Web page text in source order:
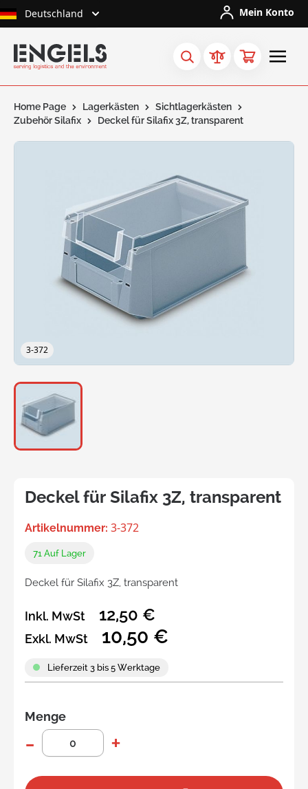
Skip to Content
Deutschland Mein Konto
Home Page Lagerkästen
Sichtlagerkästen
Zubehör Silafix
Deckel für Silafix 3Z, transparent
3-372
Deckel für Silafix 3Z, transparent
Artikelnummer: 3-372
71 Auf Lager
Deckel für Silafix 3Z, transparent
Inkl. MwSt 12,50 €
Exkl. MwSt 10,50 €
Lieferzeit 3 bis 5 Werktage
Menge